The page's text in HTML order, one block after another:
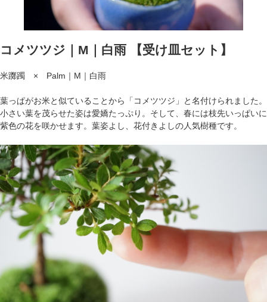
コメツツジ｜M｜白雨 【受け皿セット】
米躑躅 × Palm｜M｜白雨
葉っぱがお米と似ていることから「コメツツジ」と名付けられました。
小さい葉を茂らせた姿は愛嬌たっぷり。そして、春には枝先いっぱいに
紫色の花を咲かせます。葉姿よし、花付きよしの人気樹種です。